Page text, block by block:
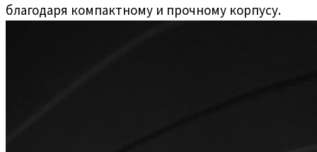
благодаря компактному и прочному корпусу.